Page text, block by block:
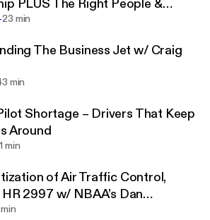
PLUS The Right People &
23 min
The Business Jet w/ Craig
min
Shortage – Drivers That Keep
Around
min
of Air Traffic Control,
2997 w/ NBAA’s Dan